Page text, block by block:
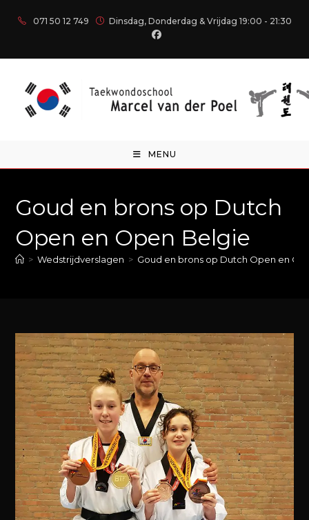
071 50 12 749 Dinsdag, Donderdag & Vrijdag 19:00 - 21:30
MENU
Goud en brons op Dutch
Open en Open Belgie
> Wedstrijdverslagen > Goud en brons op Dutch Open en